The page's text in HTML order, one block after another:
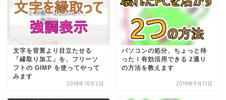
文字を背景より目立たせる
「縁取り加工」を、フリーソ
フトの GIMP を使ってやって
みます
2018年10月2日
パソコンの処分、ちょっと待
った！有効活用できる 2通り
の方法を教えます
2018年9月11日